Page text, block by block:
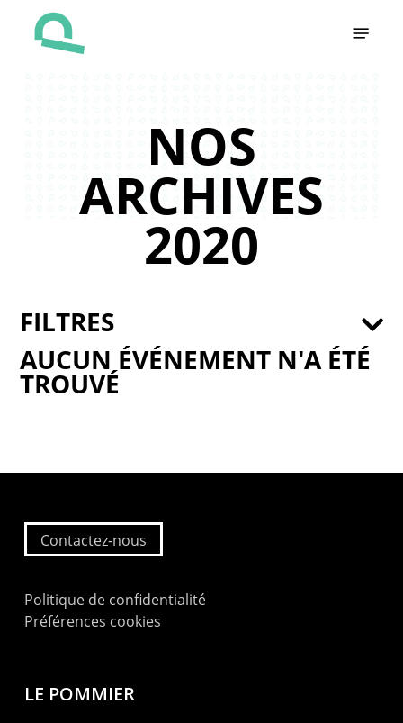
NOS
ARCHIVES
2020
AUCUN ÉVÉNEMENT N'A ÉTÉ
TROUVÉ
FILTRES
Contactez-nous
Politique de confidentialité
Préférences cookies
LE POMMIER